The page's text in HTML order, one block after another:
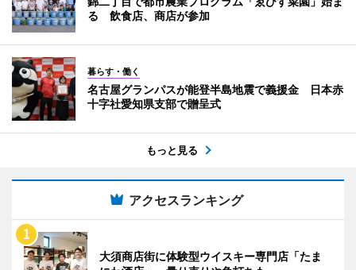
る 飲食店、商店が参加
暮らす・働く
名古屋グランパスが能登半島地震で義援金 日本赤
十字社愛知県支部で贈呈式
もっと見る
アクセスランキング
大須商店街に体験型ウイスキー専門店「たま